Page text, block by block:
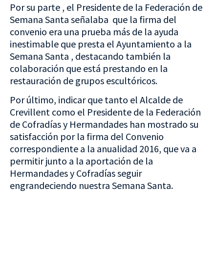
Por su parte , el Presidente de la Federación de
Semana Santa señalaba que la firma del
convenio era una prueba más de la ayuda
inestimable que presta el Ayuntamiento a la
Semana Santa , destacando también la
colaboración que está prestando en la
restauración de grupos escultóricos.
Por último, indicar que tanto el Alcalde de
Crevillent como el Presidente de la Federación
de Cofradías y Hermandades han mostrado su
satisfacción por la firma del Convenio
correspondiente a la anualidad 2016, que va a
permitir junto a la aportación de la
Hermandades y Cofradías seguir
engrandeciendo nuestra Semana Santa.